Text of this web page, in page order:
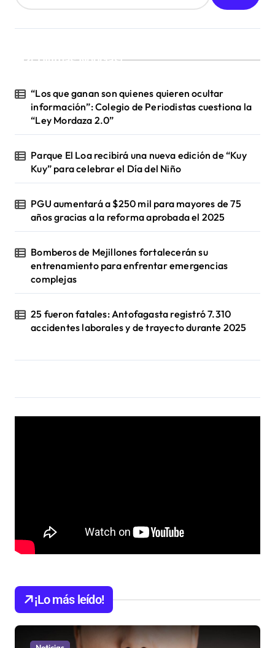
d
a
¡Ultimas Noticias!
“Los que ganan son quienes quieren ocultar
información”: Colegio de Periodistas cuestiona la
“Ley Mordaza 2.0”
Parque El Loa recibirá una nueva edición de “Kuy
Kuy” para celebrar el Día del Niño
PGU aumentará a $250 mil para mayores de 75
años gracias a la reforma aprobada el 2025
Bomberos de Mejillones fortalecerán su
entrenamiento para enfrentar emergencias
complejas
25 fueron fatales: Antofagasta registró 7.310
accidentes laborales y de trayecto durante 2025
¡Lo más leído!